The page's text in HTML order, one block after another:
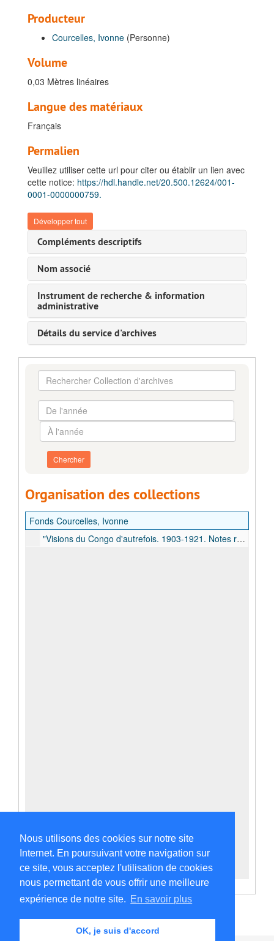
Nous utilisons des cookies sur notre site
Internet. En poursuivant votre navigation sur
ce site, vous acceptez l'utilisation de cookies
nous permettant de vous offrir une meilleure
expérience de notre site. En savoir plus
OK, je suis d'accord
Producteur
Courcelles, Ivonne (Personne)
Volume
0,03 Mètres linéaires
Langue des matériaux
Français
Permalien
Veuillez utiliser cette url pour citer ou établir un lien avec
cette notice: https://hdl.handle.net/20.500.12624/001-
0001-0000000759.
Développer tout
Compléments descriptifs
Nom associé
Instrument de recherche & information
administrative
Détails du service d'archives
Rechercher
Collection
d'archives
De
l'année
À
l'année
Organisation des collections
Fonds Courcelles, Ivonne
"Visions du Congo d'autrefois. 1903-1921. Notes redigées à la mémoire de mon époux vétéran colonial", mémoires de Jules Courcelles publiés par sa veuve Ivonne Courcelles, 1971